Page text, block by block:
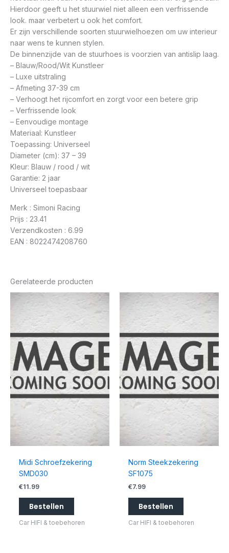
Hierdoor geeft u het stuurwiel niet alleen een verfrissende
look. maar verbetert u ook het comfort.
Er zijn verschillende soorten stuurwielhoezen om uw interieur
naar wens te kunnen stylen.
De binnenzijde van de stuurhoes is voorzien van antislip laag.
– Blauw/Rood/Wit Kunstleer
– Luxe uitstraling
– Afmeting 37-39 cm
– Verhoogt het rijcomfort en zorgt voor een betere grip
– Verfrissende look
– Eenvoudige montage
Materiaal: Kunstleer
Toepassing: Universeel
Diameter (cm): 37 – 39
Kleur: Blauw / rood / wit
Garantie: 2 jaar
Universeel toepasbaar
Merk : Simoni Racing
Prijs : 23.41
Verzendkosten : 6.99
EAN : 8022474208760
Gerelateerde producten
Midi Schroefzekering
SMD030
€11.99
Bestellen
Car HIFI & toebehoren
Norm Steekzekering
SF1075
€7.99
Bestellen
Car HIFI & toebehoren